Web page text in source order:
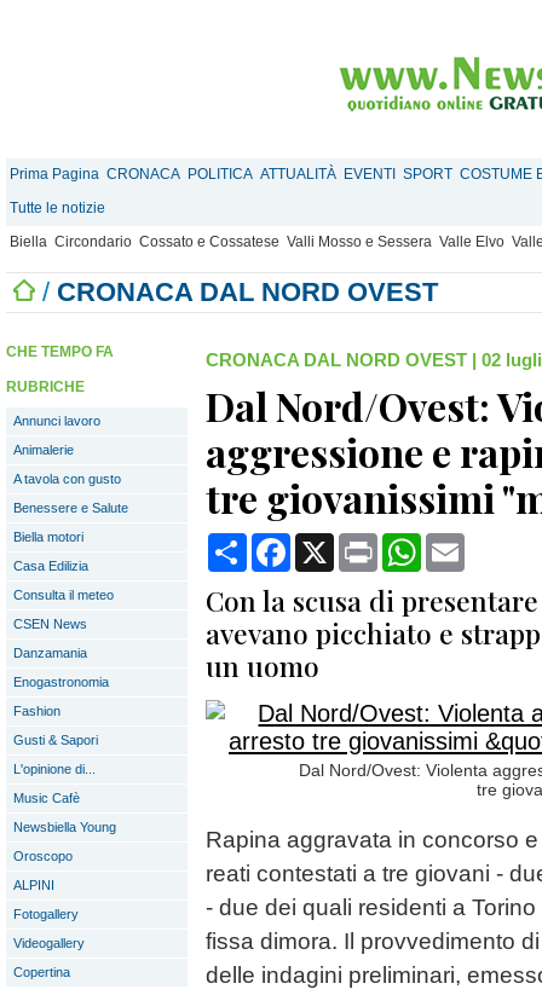
Prima Pagina CRONACA POLITICA ATTUALITÀ EVENTI SPORT COSTUME
Tutte le notizie
Biella Circondario Cossato e Cossatese Valli Mosso e Sessera Valle Elvo
/ CRONACA DAL NORD OVEST
CHE TEMPO FA
RUBRICHE
Annunci lavoro
Animalerie
A tavola con gusto
Benessere e Salute
Biella motori
Casa Edilizia
Consulta il meteo
CSEN News
Danzamania
Enogastronomia
Fashion
Gusti & Sapori
L'opinione di...
Music Cafè
Newsbiella Young
Oroscopo
ALPINI
Fotogallery
Videogallery
Copertina
CRONACA DAL NORD OVEST | 02
Dal Nord/Ovest:
aggressione e
tre giovanissimi
CondividiFacebook
X Print WhatsApp
Con la scusa di
avevano picchiato e
un uomo
Dal Nord/Ovest: Violenta
tre
Rapina aggravata in concorso
reati contestati a tre giovani -
- due dei quali residenti a
fissa dimora. Il provvedimento
delle indagini preliminari,